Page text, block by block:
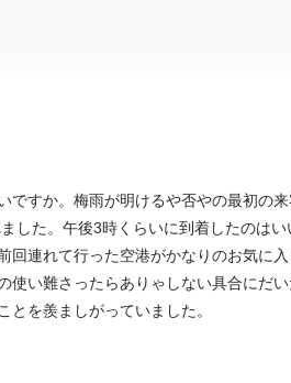
ですか。梅雨が明けるや否やの最初の
た。午後3時くらいに到着したのは
連れて行った空港がかなりのお気に
い難さったらありゃしない具合にだ
を羨ましがっていました。